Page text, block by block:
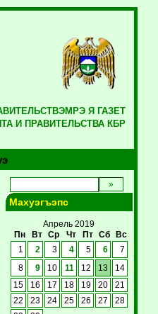
Я ГАЗЕТ
И ПРАВИТЕЛЬСТВА КБР
Махуэгъэпс
Апрель 2019
Пн
Вт Ср Чт Пт Сб Вс
1 2 3 4 5 6 7
8 9 10 11 12 13
14
15
16 17 18 19 20
21
22
23 24 25 26 27
28